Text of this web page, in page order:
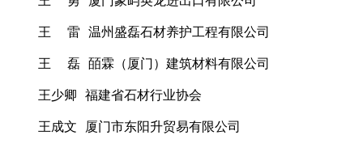
王 雷 温州盛磊石材养护工程有限公司
王 磊 皕霖（厦门）建筑材料有限公司
王少卿 福建省石材行业协会
王成文 厦门市东阳升贸易有限公司